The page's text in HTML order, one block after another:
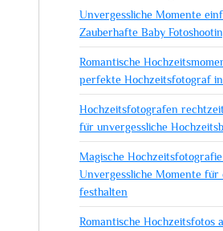
Unvergessliche Momente
Zauberhafte Baby
Romantische
perfekte Hochzeitsfotograf
Hochzeitsfotografen
für unvergessliche
Magische
Unvergessliche Momente für
festhalten
Romantische Hochzeitsfotos